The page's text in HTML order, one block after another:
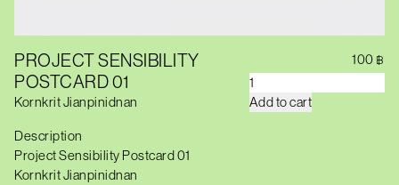
PROJECT SENSIBILITY
POSTCARD 01
Kornkrit Jianpinidnan
100 ฿
P
R
O
Add to cart
Description
Project Sensibility Postcard 01
Kornkrit Jianpinidnan